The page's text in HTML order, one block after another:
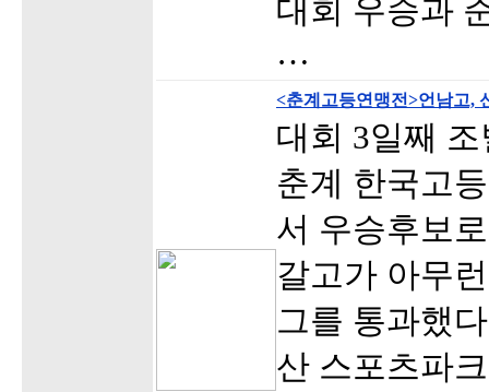
대회 우승과
…
<춘계고등연맹전>언남고,
대회 3일째
춘계 한국고
서 우승후보
갈고가 아무
그를 통과했
산 스포츠파